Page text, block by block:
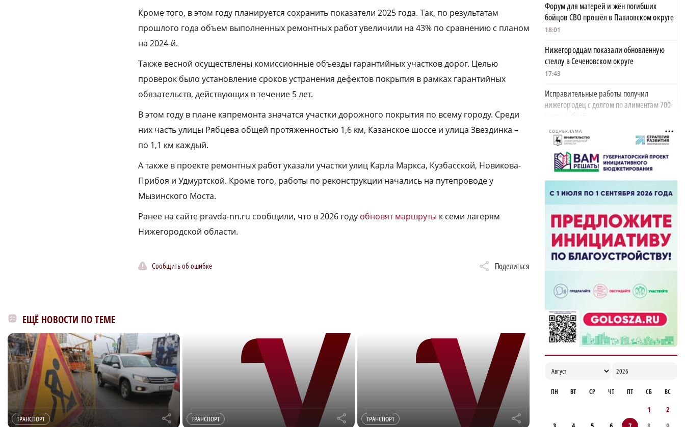
Кроме того, в этом году планируется сохранить показатели 2025 года. Так, по результатам
прошлого года объем выполненных ремонтных работ увеличили на 43% по сравнению с планом
на 2024‑й.
Также весной осуществлены комиссионные объезды гарантийных участков дорог. Целью
проверок было установление сроков устранения дефектов покрытия в рамках гарантийных
обязательств, действующих в течение 5 лет.
В этом году в плане капремонта значатся участки дорожного покрытия по всему городу. Среди
них часть улицы Рябцева общей протяженностью 1,6 км, Казанское шоссе и улица Звездинка –
по 1,1 км каждый.
А также в проекте ремонтных работ указали участки улиц Карла Маркса, Кузбасской, Новикова-
Прибоя и Удмуртской. Кроме того, работы по реконструкции начались на путепроводе у
Мызинского Моста.
Ранее на сайте pravda-nn.ru сообщили, что в 2026 году обновят маршруты к семи лагерям
Нижегородской области.
Сообщить об ошибке Поделиться
ЕЩЁ НОВОСТИ ПО ТЕМЕ
ТРАНСПОРТ r ТРАНСПОРТ r ТРАНСПОРТ r
Форум для матерей и жён погибших
бойцов СВО прошёл в Павловском округе
18:01
Нижегородцам показали обновленную
стеллу в Сеченовском округе
17:43
Исправительные работы получил
нижегородец с долгом по алиментам 700
тысяч рублей
17:37
Обращения пострадавших продавцов WB
рассмотрят на заседании оперштаба в
августе
17:21
Нижегородская область вошла в число
лидеров научно-популярного туризма
17:10
Специальный концерт «Музыка
балконов» пройдет в Нижнем Новгороде
15 августа
17:06
СОЦРЕКЛАМА
ПН ВТ СР ЧТ ПТ СБ ВС
1
2